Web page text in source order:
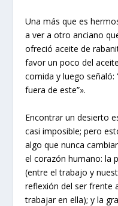
Una más que es
a ver a otro anciano
ofreció aceite de
favor un poco del
comida y luego señaló:
fuera de este”».
Encontrar un desierto
casi imposible; pero
algo que nunca
el corazón humano: la
(entre el trabajo y
reflexión del ser frente
trabajar en ella); y la